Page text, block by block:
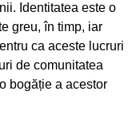
Identitatea este o
greu, în timp, iar
ca aceste lucruri
de comunitatea
bogăție a acestor